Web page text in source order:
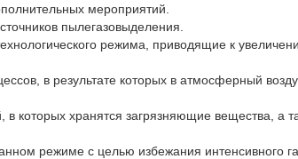
мероприятий.
пылегазовыделения.
режима, приводящие к
в результате которых в атмосферный
которых хранятся загрязняющие вещества, а
режиме с целью избежания интенсивного